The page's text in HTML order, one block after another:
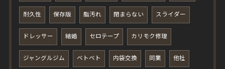
耐久性 保存版 脂汚れ 閉まらない スライダー
ドレッサー 結婚 セロテープ カリモク修理
ジャングルジム ベトベト 内袋交換 同業 他社